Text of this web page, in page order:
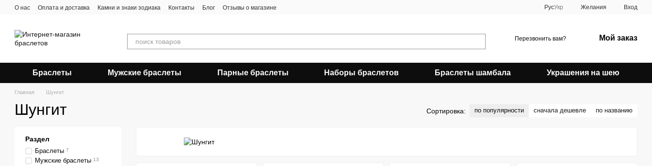
Перейти к основному контенту
О нас Оплата и доставка Камни и знаки зодиака Контакты Блог Отзывы о магазине РусУкр Желания Вход
Перезвонить вам? Мой заказ
Браслеты Мужские браслеты Парные браслеты Наборы браслетов Браслеты шамбала Украшения на шею
Главная Шунгит
Шунгит Сортировка: по популярности сначала дешевле по названию
Раздел
Браслеты 7
Мужские браслеты 13